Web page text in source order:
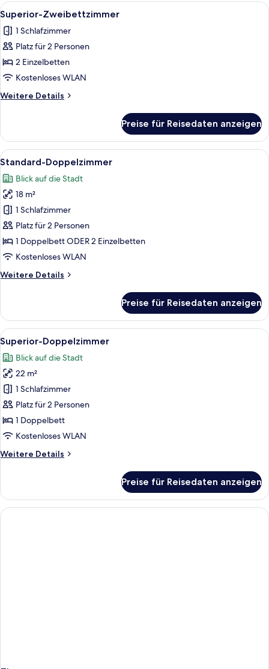
Alle
Fotos
für
Superior-
Zweibettzimmer
anzeigen
Ein Hotelzimmer mit einem großen
3
Superior-Zweibettzimmer
1 Schlafzimmer
Platz für 2 Personen
2 Einzelbetten
Kostenloses WLAN
Weitere Details
Weitere
Zweibettzimmer
Preise für Reisedaten anzeigen
Alle
Fotos
für
Standard-
Doppelzimmer
anzeigen
Ein Hotelzimmer mit Bett,
9
Standard-Doppelzimmer
Blick auf die Stadt
18 m²
1 Schlafzimmer
Platz für 2 Personen
1 Doppelbett ODER 2 Einzelbetten
Kostenloses WLAN
Weitere Details
Weitere
Doppelzimmer
Preise für Reisedaten anzeigen
Alle
Fotos
für
Superior-
Doppelzimmer
anzeigen
Ein Hotelzimmer mit Bett,
10
Superior-Doppelzimmer
Blick auf die Stadt
22 m²
1 Schlafzimmer
Platz für 2 Personen
1 Doppelbett
Kostenloses WLAN
Weitere Details
Weitere
Doppelzimmer
Preise für Reisedaten anzeigen